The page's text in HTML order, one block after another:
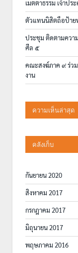
เมตตาธรรม เจ้าป
ตัวแทนนิสิตถือป้าย
ประชุม ติดตามควา
ศีล ๕
คณะสงฆ์ภาค ๙ ร่วม
งาน
ความเห็นล่าสุด
คลังเก็บ
กันยายน 2020
สิงหาคม 2017
กรกฎาคม 2017
มิถุนายน 2017
พฤษภาคม 2016